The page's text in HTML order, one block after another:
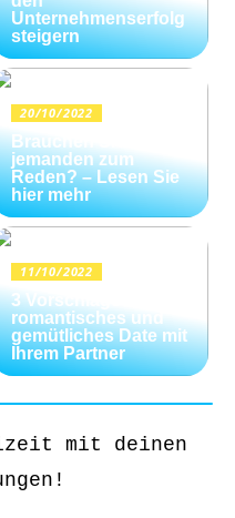
Unternehmenserfolg
steigern
20/10/2022
Brauchen Sie
jemanden zum
Reden? – Lesen Sie
hier mehr
11/10/2022
3 Vorschläge für ein
romantisches und
gemütliches Date mit
Ihrem Partner
mit deinen